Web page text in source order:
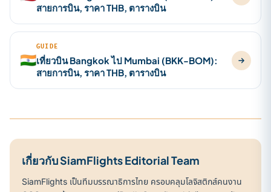
สายการบิน, ราคา THB, ตารางบิน
🇮🇳
GUIDE
เที่ยวบิน Bangkok ไป Mumbai (BKK-BOM):
สายการบิน, ราคา THB, ตารางบิน
เกี่ยวกับ SiamFlights Editorial Team
SiamFlights เป็นทีมบรรณาธิการไทย ครอบคลุมโลจิสติกส์คนงาน